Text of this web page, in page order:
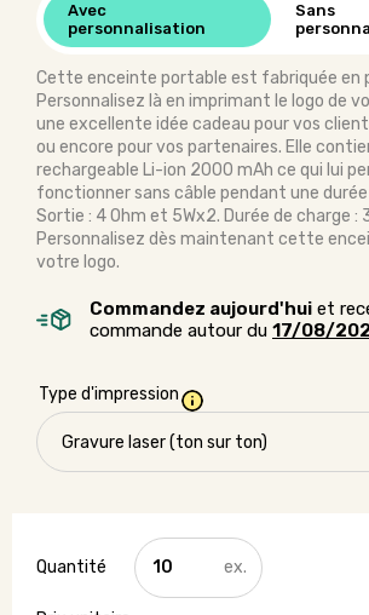
Avec
personnalisation
Sans
Cette enceinte portable est fabriquée en
Personnalisez là en imprimant le logo de
une excellente idée cadeau pour vos
ou encore pour vos partenaires. Elle
rechargeable Li-ion 2000 mAh ce qui lui
fonctionner sans câble pendant une durée
Sortie : 4 Ohm et 5Wx2. Durée de charge :
Personnalisez dès maintenant cette
votre logo.
Commandez aujourd'hui et
commande autour du 17/08/
Type d'impression
quantité
de
Enceinte